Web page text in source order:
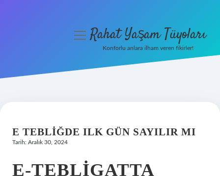
Hakkımızda
menüyüRahat Yaşam Tüyoları
Konforlu anlara ilham veren fikirler!
E TEBLIĞDE ILK GÜN SAYILIR MI
Tarih: Aralık 30, 2024
E-TEBLIGATTA